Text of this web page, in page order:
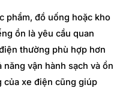
phẩm, đồ uống hoặc kho
ồn là yêu cầu quan
thường phù hợp hơn
vận hành sạch và ổn
của xe điện cũng giúp